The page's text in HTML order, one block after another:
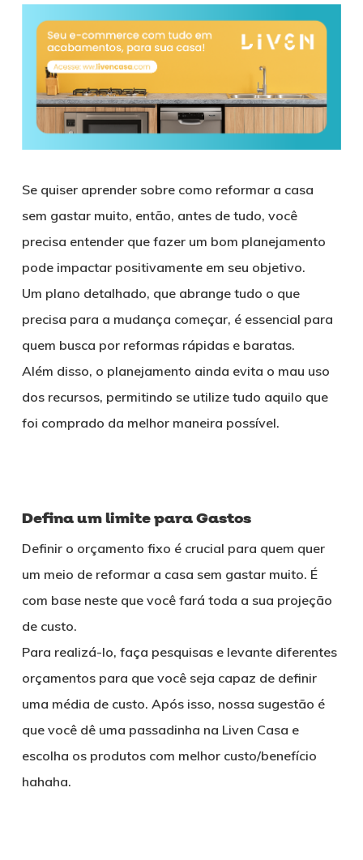
Se quiser aprender sobre como reformar a casa
sem gastar muito, então, antes de tudo, você
precisa entender que fazer um bom planejamento
pode impactar positivamente em seu objetivo.
Um plano detalhado, que abrange tudo o que
precisa para a mudança começar, é essencial para
quem busca por reformas rápidas e baratas.
Além disso, o planejamento ainda evita o mau uso
dos recursos, permitindo se utilize tudo aquilo que
foi comprado da melhor maneira possível.
Defina um limite para Gastos
Definir o orçamento fixo é crucial para quem quer
um meio de reformar a casa sem gastar muito. É
com base neste que você fará toda a sua projeção
de custo.
Para realizá-lo, faça pesquisas e levante diferentes
orçamentos para que você seja capaz de definir
uma média de custo. Após isso, nossa sugestão é
que você dê uma passadinha na Liven Casa e
escolha os produtos com melhor custo/benefício
hahaha.